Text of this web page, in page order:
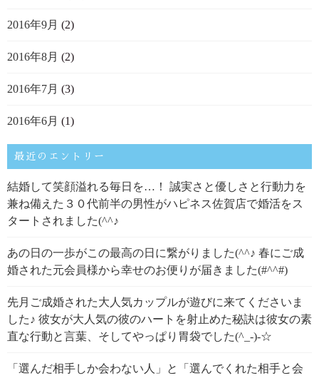
2016年9月 (2)
2016年8月 (2)
2016年7月 (3)
2016年6月 (1)
最近のエントリー
結婚して笑顔溢れる毎日を…！ 誠実さと優しさと行動力を
兼ね備えた３０代前半の男性がハピネス佐賀店で婚活をス
タートされました(^^♪
あの日の一歩がこの最高の日に繋がりました(^^♪ 春にご成
婚された元会員様から幸せのお便りが届きました(#^^#)
先月ご成婚された大人気カップルが遊びに来てくださいま
した♪ 彼女が大人気の彼のハートを射止めた秘訣は彼女の素
直な行動と言葉、そしてやっぱり胃袋でした(^_-)-☆
「選んだ相手しか会わない人」と「選んでくれた相手と会